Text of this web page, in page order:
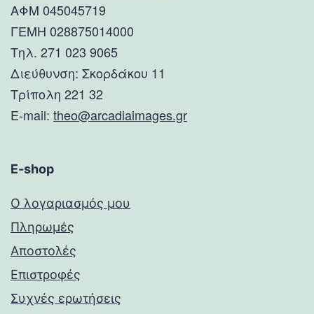
ΑΦΜ 045045719
ΓΕΜΗ 028875014000
Τηλ. 271 023 9065
Διεύθυνση: Σκορδάκου 11
Τρίπολη 221 32
E-mail: theo@arcadiaimages.gr
E-shop
Ο λογαριασμός μου
Πληρωμές
Αποστολές
Επιστροφές
Συχνές ερωτήσεις